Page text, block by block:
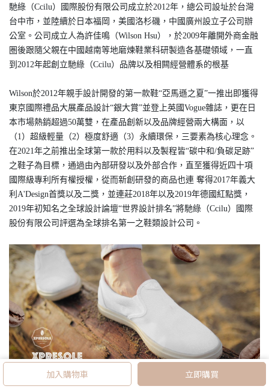
加入購物車 立即購買
馳綠（Ccilu）國際股份有限公司成立於2012年，總公司設址於台灣
台中市，並陸續於日本福岡，美國洛杉磯，中國廣州設立子公司辦
公室。公司成立人為許佳鳴（Wilson Hsu），於2009年離開外商金融
圏後跟隨父親在中國越南等地磨煉鞋業科研製造各基礎領域，一直
到2012年起創立馳綠（Ccilu）品牌以及相闗經營體系的根基
Wilson於2012年親手設計開發的第一款鞋“亞馬遜之夏”一推出即獲得
東京國際禮品大展產品設計“銀大賞”並登上英國Vogue雜誌，更在日
本市場熱銷超過50萬雙，在產品創新以及品牌經營兩大構面，以
（1）超級輕量（2）極度舒適（3）永續環保，三要素為核心理念。
在2021年之前推出全球第一款於用料以及製程皆“碳中和/負碳足跡”
之鞋子為目標，通過由內部研發以及外部合作，直至獲得近四十項
國際級專利所有權授權，從而新創研發的商品也連 奪得2017年義大
利A'Design首獎以及二獎，並連莊2018年以及2019年德國紅點獎，
2019年初知名之全球設計論壇“世界設計排名”將馳綠（Ccilu）國際
股份有限公司評選為全球排名第一之鞋類設計公司。